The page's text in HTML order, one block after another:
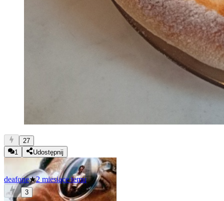
27
1
Udostępnij
deafone★2 miesiące temu
3